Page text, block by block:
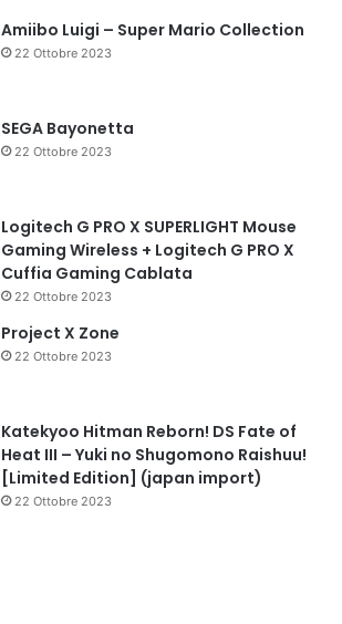
Amiibo Luigi – Super Mario Collection
22 Ottobre 2023
SEGA Bayonetta
22 Ottobre 2023
Logitech G PRO X SUPERLIGHT Mouse
Gaming Wireless + Logitech G PRO X
Cuffia Gaming Cablata
22 Ottobre 2023
Project X Zone
22 Ottobre 2023
Katekyoo Hitman Reborn! DS Fate of
Heat III – Yuki no Shugomono Raishuu!
[Limited Edition] (japan import)
22 Ottobre 2023